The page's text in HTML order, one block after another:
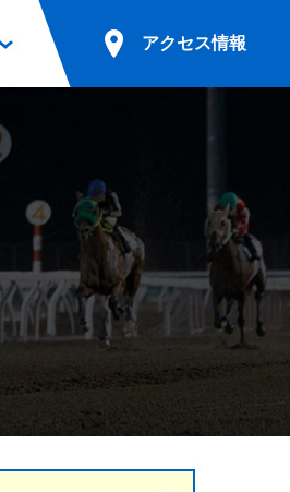
アクセス情報
無料送迎バスでのご来場
公共の交通機関でのご来場